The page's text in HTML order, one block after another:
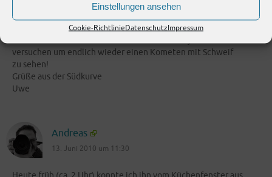
Einstellungen ansehen
Cookie-RichtlinieDatenschutzImpressum
gen (auf­zu­ste­hen);-). Bei­de male war der Komet gut zu sehen lei­
der ohne Struk­tu­ren und Schweif. Dafür war es jedes mal zu duns­
tig am Horizont.
Ich werd es bei der nächs­ten Wol­ken­lü­cke auf jeden Fall noch­mal
ver­su­chen um end­lich wie­der einen Kome­ten mit Schweif
zu sehen!
Grü­ße aus der Südkurve
Uwe
Andreas
13. Juni 2010 um 11:30